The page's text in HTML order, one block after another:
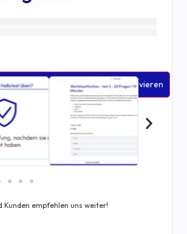
und diesen Inhalt zu aktivieren